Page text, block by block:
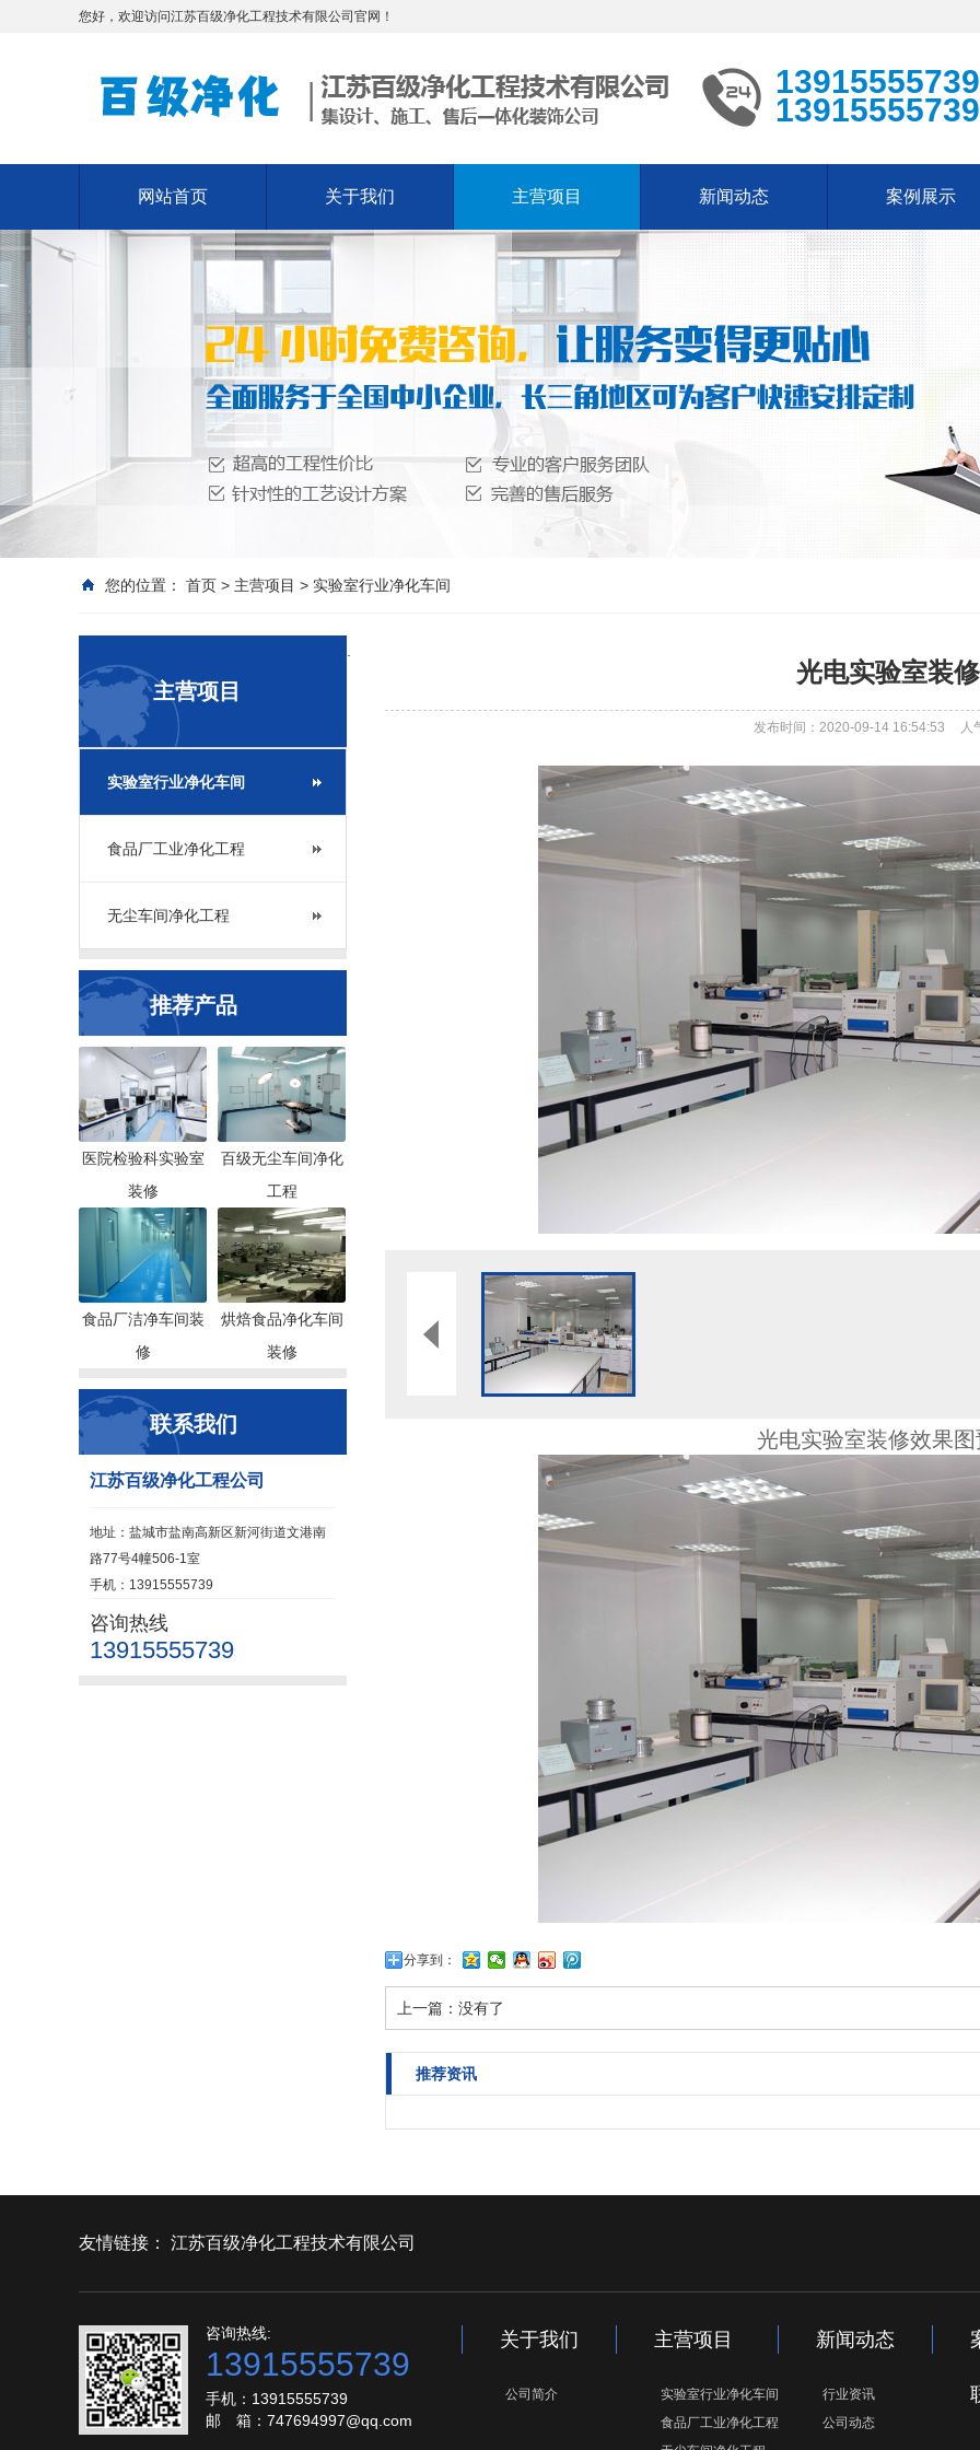
您好，欢迎访问江苏百级净化工程技术有限公司官网！
13915555739
13915555739
网站首页 关于我们 主营项目 新闻动态 案例展示
您的位置： 首页 > 主营项目 > 实验室行业净化车间
主营项目
实验室行业净化车间
食品厂工业净化工程
无尘车间净化工程
推荐产品
医院检验科实验室
装修
百级无尘车间净化
工程
食品厂洁净车间装
修
烘焙食品净化车间
装修
联系我们
江苏百级净化工程公司
地址：盐城市盐南高新区新河街道文港南
路77号4幢506-1室
手机：13915555739
咨询热线
13915555739
光电实验室装修
发布时间：2020-09-14 16:54:53 人
光电实验室装修效果
分享到：
上一篇：没有了
推荐资讯
友情链接： 江苏百级净化工程技术有限公司
咨询热线:
13915555739
手机：13915555739
邮 箱：747694997@qq.com
关于我们
公司简介
主营项目
实验室行业净化车间
食品厂工业净化工程
新闻动态
行业资讯
公司动态